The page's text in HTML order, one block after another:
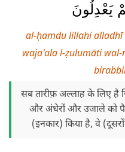
يَعْدِلُونَ
al-ḥamdu lillahi
wajaʿala l-ẓulumāti
सब तारीफ़ अल्लाह के लिए है
और अंधेरों और उजाले को
(इनकार) किया है, वे